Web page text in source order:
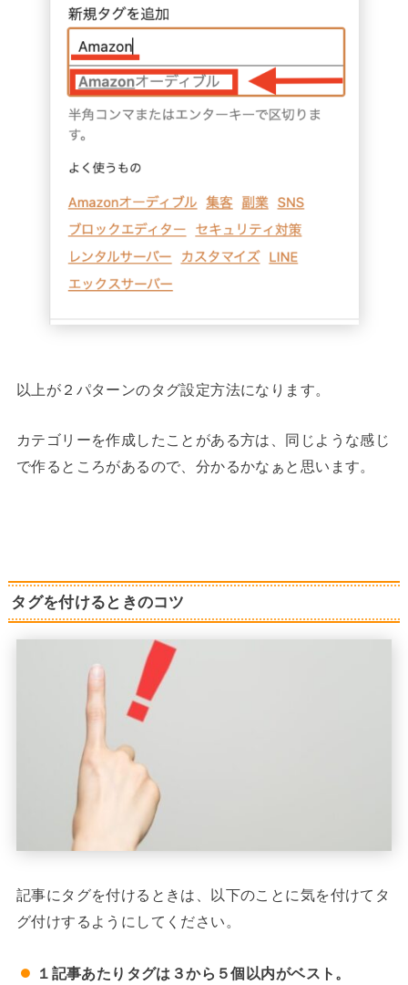
以上が２パターンのタグ設定方法になります。
カテゴリーを作成したことがある方は、同じような感じ
で作るところがあるので、分かるかなぁと思います。
タグを付けるときのコツ
記事にタグを付けるときは、以下のことに気を付けてタ
グ付けするようにしてください。
１記事あたりタグは３から５個以内がベスト。